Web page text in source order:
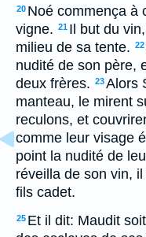
20 Noé commença à
vigne. 21 Il but du
milieu de sa tente. 22
nudité de son père,
deux frères. 23Alors
manteau, le mirent
reculons, et
comme leur visage
point la nudité de
réveilla de son vin,
fils cadet.
25 Et il dit: Maudit